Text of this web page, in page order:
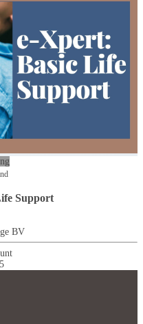
Support
BV